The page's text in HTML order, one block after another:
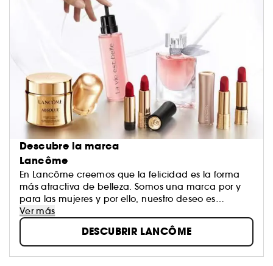
Descubre la marca
Lancôme
En Lancôme creemos que la felicidad es la forma
más atractiva de belleza. Somos una marca por y
para las mujeres y por ello, nuestro deseo es
hacerlas libres, auténticas y sobre todo, felices.
Creemos que la belleza no debe ser una
imposición, sino la expresión de la libertad que
cada mujer tiene para ser ella misma. Desde
Lancôme, potenciamos esa belleza que empodera
Ver más
DESCUBRIR LANCÔME